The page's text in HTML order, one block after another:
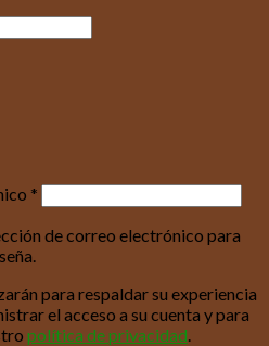
*
de correo electrónico para
para respaldar su experiencia
el acceso a su cuenta y para
política de privacidad